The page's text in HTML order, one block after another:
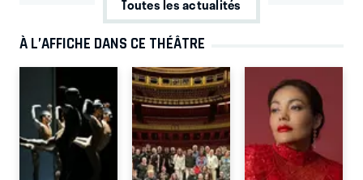
Toutes les actualités
À L’AFFICHE DANS CE THÉÂTRE